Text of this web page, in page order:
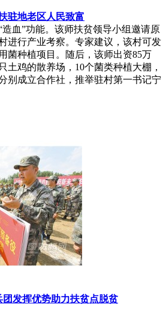
驻地老区人民致富
血”功能。该师扶贫领导小组邀请原
进行产业考察。专家建议，该村可发
菌种植项目。随后，该师出资85万
土鸡的散养场，10个菌类种植大棚，
别成立合作社，推举驻村第一书记宁
发挥优势助力扶贫点脱贫